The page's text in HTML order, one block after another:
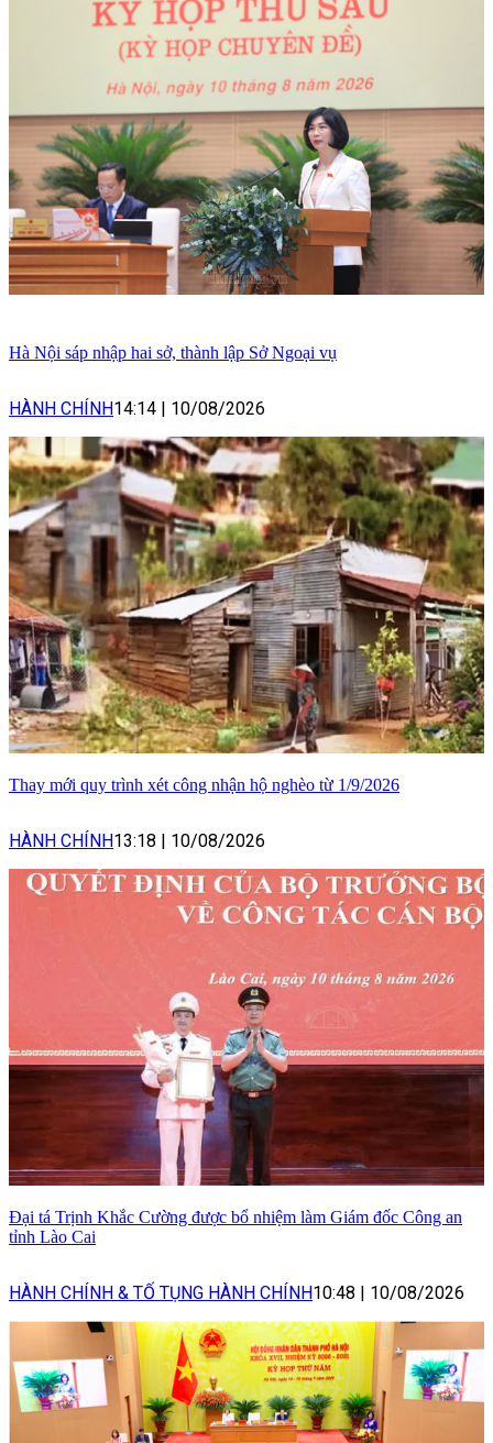
Hà Nội sáp nhập hai sở, thành lập Sở Ngoại vụ
HÀNH CHÍNH14:14 10/08/2026
Thay mới quy trình xét công nhận hộ nghèo từ 1/9/2026
HÀNH CHÍNH13:18 10/08/2026
Đại tá Trịnh Khắc Cường được bổ nhiệm làm Giám đốc Công an
tỉnh Lào Cai
HÀNH CHÍNH & TỐ TỤNG HÀNH CHÍNH10:48 10/08/2026